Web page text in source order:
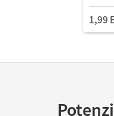
1,99